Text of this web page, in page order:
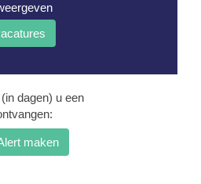
dagen) u een
maken